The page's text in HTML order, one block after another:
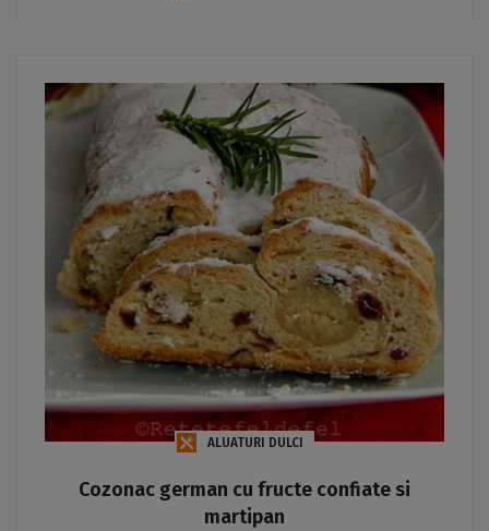
ALUATURI DULCI
Cozonac german cu fructe confiate si
martipan